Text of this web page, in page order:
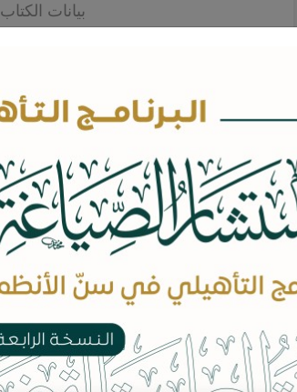
بيانات الكتاب
عدد الصفحات: 376
غير متوفر
اخبرني حال توفر المنتج